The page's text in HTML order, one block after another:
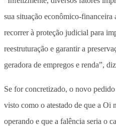
sua situação econômico-
recorrer à proteção judicial para
reestruturação e garantir a
geradora de empregos e renda”,
Se for concretizado, o novo
visto como o atestado de que a Oi
operando e que a falência seria o